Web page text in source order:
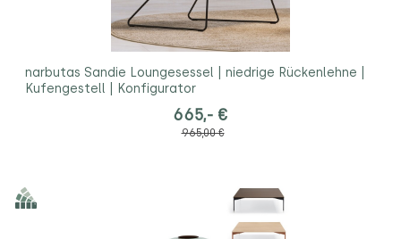
narbutas Sandie Loungesessel | niedrige Rückenlehne |
Kufengestell | Konfigurator
665,- €
965,00 €